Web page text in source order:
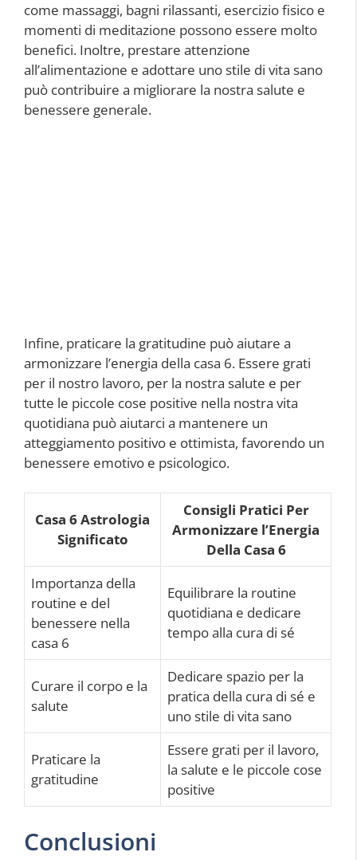
come massaggi, bagni rilassanti, esercizio fisico e
momenti di meditazione possono essere molto
benefici. Inoltre, prestare attenzione
all’alimentazione e adottare uno stile di vita sano
può contribuire a migliorare la nostra salute e
benessere generale.
Infine, praticare la gratitudine può aiutare a
armonizzare l’energia della casa 6. Essere grati
per il nostro lavoro, per la nostra salute e per
tutte le piccole cose positive nella nostra vita
quotidiana può aiutarci a mantenere un
atteggiamento positivo e ottimista, favorendo un
benessere emotivo e psicologico.
Casa 6 Astrologia
Significato
Consigli Pratici Per
Armonizzare l’Energia
Della Casa 6
Importanza della
routine e del
benessere nella
casa 6
Equilibrare la routine
quotidiana e dedicare
tempo alla cura di sé
Curare il corpo e la
salute
Dedicare spazio per la
pratica della cura di sé e
uno stile di vita sano
Praticare la
gratitudine
Essere grati per il lavoro,
la salute e le piccole cose
positive
Conclusioni